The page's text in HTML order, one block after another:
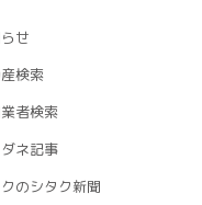
あらゆる媒体形
理責任者を置
よう適切に管理
登録者がサイト掲
した場合、個人
方針に準じます。
せ
検索
者検索
ネ記事
のシタク新聞